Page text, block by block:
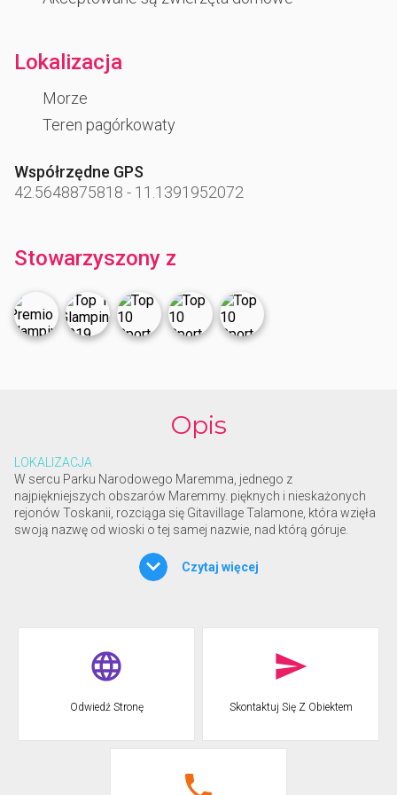
Lokalizacja
Morze
Teren pagórkowaty
Współrzędne GPS
42.5648875818 - 11.1391952072
Stowarzyszony z
Opis
LOKALIZACJA
W sercu Parku Narodowego Maremma, jednego z
najpiękniejszych obszarów Maremmy. pięknych i nieskażonych
rejonów Toskanii, rozciąga się Gitavillage Talamone, która wzięła
swoją nazwę od wioski o tej samej nazwie, nad którą góruje.
parku z drzewami oliwnymi i śródziemnomorską roślinnością:
wyobraź sobie kolację na świeżym powietrzu, muskaną przez
następnie naładowanie baterii w rytm natury.
Niepowtarzalne miejsca zanurzone w zieleni z możliwością aby
pomiędzy dwupokojowymi willami z cegły, Eco Lodges a urokiem
wyposażone w zewnętrzne werandy. Wśród drzew oliwnych,
Czytaj więcej
Odwiedź Stronę Skontaktuj Się Z Obiektem